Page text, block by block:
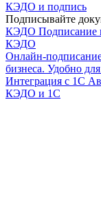
КЭДО и подпись
Подписывайте
КЭДО Подписание
КЭДО
Онлайн-
бизнеса. Удобно
Интеграция с 1С
КЭДО и 1С